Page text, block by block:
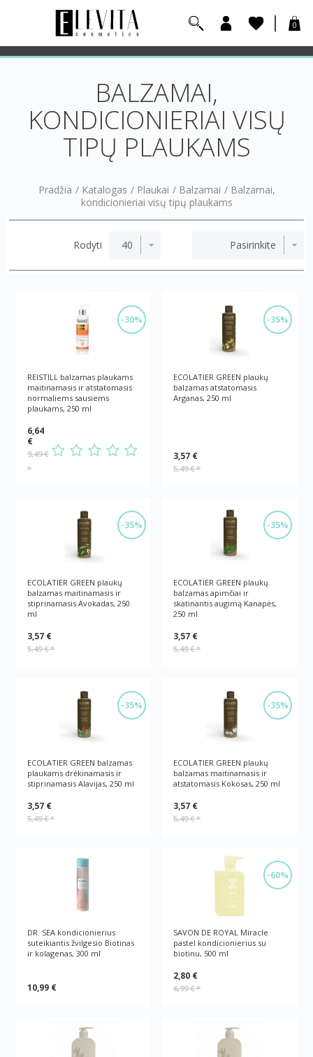
0
BALZAMAI,
KONDICIONIERIAI VISŲ
TIPŲ PLAUKAMS
Pradžia / Katalogas / Plaukai / Balzamai / Balzamai,
kondicionieriai visų tipų plaukams
Rodyti
-30%
REISTILL balzamas plaukams
maitinamasis ir atstatomasis
normaliems sausiems
plaukams, 250 ml
6,64
€
9,49 €
*
-35%
ECOLATIER GREEN plaukų
balzamas atstatomasis
Arganas, 250 ml
3,57 €
5,49 €*
-35%
ECOLATIER GREEN plaukų
balzamas maitinamasis ir
stiprinamasis Avokadas, 250
ml
3,57 €
5,49 €*
-35%
ECOLATIER GREEN plaukų
balzamas apimčiai ir
skatinantis augimą Kanapės,
250 ml
3,57 €
5,49 €*
-35%
ECOLATIER GREEN balzamas
plaukams drėkinamasis ir
stiprinamasis Alavijas, 250 ml
3,57 €
5,49 €*
-35%
ECOLATIER GREEN plaukų
balzamas maitinamasis ir
atstatomasis Kokosas, 250 ml
3,57 €
5,49 €*
DR. SEA kondicionierius
suteikiantis žvilgesio Biotinas
ir kolagenas, 300 ml
10,99 €
-60%
SAVON DE ROYAL Miracle
pastel kondicionierius su
biotinu, 500 ml
2,80 €
6,99 €*